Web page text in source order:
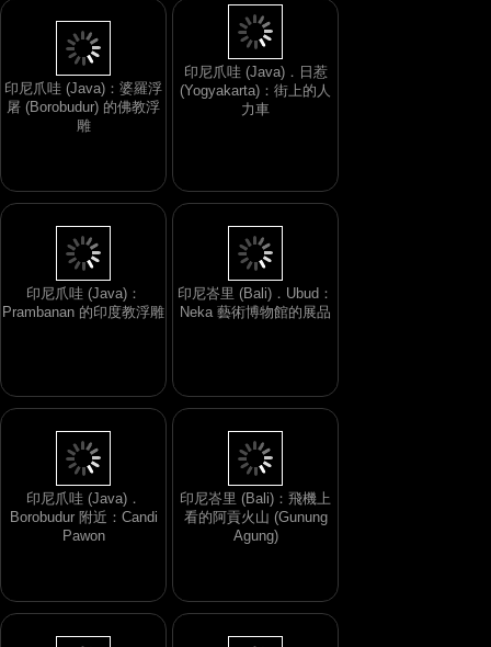
印尼爪哇 (Java)：婆羅浮
屠 (Borobudur) 的佛教浮
雕
印尼爪哇 (Java)．日惹
(Yogyakarta)：街上的人
力車
印尼爪哇 (Java)：
Prambanan 的印度教浮雕
印尼峇里 (Bali)．Ubud：
Neka 藝術博物館的展品
印尼爪哇 (Java)．
Borobudur 附近：Candi
Pawon
印尼峇里 (Bali)：飛機上
看的阿貢火山 (Gunung
Agung)